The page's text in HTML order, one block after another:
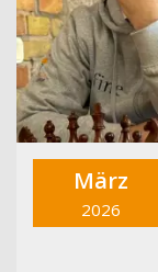
März
2026